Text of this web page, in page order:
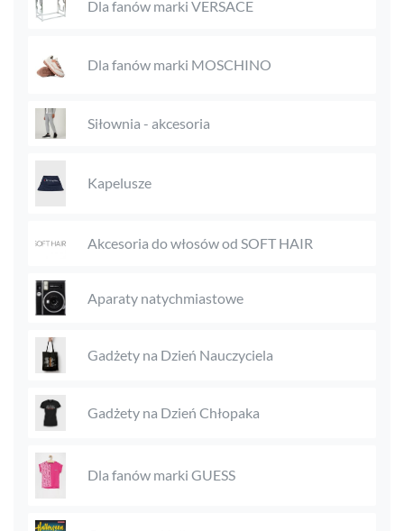
Dla fanów marki VERSACE
Dla fanów marki MOSCHINO
Siłownia - akcesoria
Kapelusze
Akcesoria do włosów od SOFT HAIR
Aparaty natychmiastowe
Gadżety na Dzień Nauczyciela
Gadżety na Dzień Chłopaka
Dla fanów marki GUESS